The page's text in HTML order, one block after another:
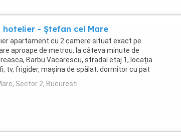
- Ștefan cel Mare
apartament cu 2 camere situat exact pe
aproape de metrou, la câteva minute de
Barbu Vacarescu, stradal etaj 1, locația
tv, frigider, mașina de spălat, dormitor cu pat
...
Sector 2, Bucuresti